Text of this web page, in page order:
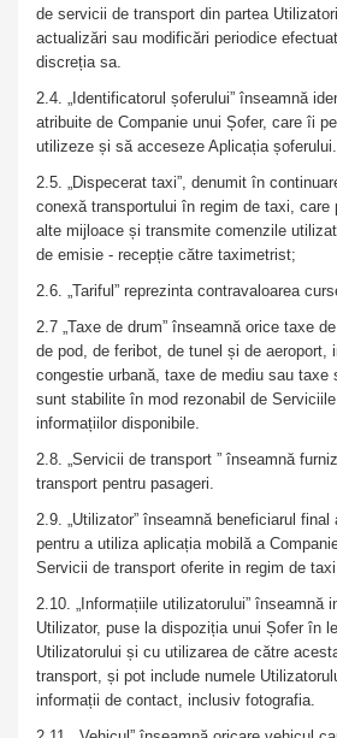
de servicii de transport din partea
actualizări sau modificări periodice
discreția sa.
2.4. „Identificatorul șoferului” înseamnă
atribuite de Companie unui Șofer, care îi
utilizeze și să acceseze Aplicația șoferului.
2.5. „Dispecerat taxi”, denumit în
conexă transportului în regim de taxi, care
alte mijloace și transmite comenzile
de emisie - recepție către taximetrist;
2.6. „Tariful” reprezinta contravaloarea
2.7 „Taxe de drum” înseamnă orice taxe
de pod, de feribot, de tunel și de aeroport,
congestie urbană, taxe de mediu sau taxe
sunt stabilite în mod rezonabil de
informațiilor disponibile.
2.8. „Servicii de transport ” înseamnă
transport pentru pasageri.
2.9. „Utilizator” înseamnă beneficiarul
pentru a utiliza aplicația mobilă a
Servicii de transport oferite in regim de
2.10. „Informațiile utilizatorului” înseamnă
Utilizator, puse la dispoziția unui Șofer în
Utilizatorului și cu utilizarea de către
transport, și pot include numele
informații de contact, inclusiv fotografia.